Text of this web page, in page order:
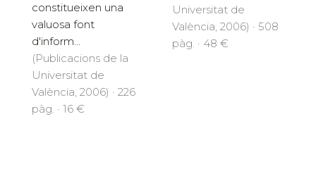
constitueixen una
valuosa font
d'inform...
(Publicacions de la
Universitat de
València, 2006) · 226
pàg. · 16 €
Universitat de
València, 2006) · 508
pàg. · 48 €